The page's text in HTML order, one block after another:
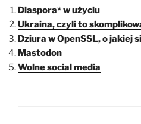
Diaspora* w użyciu
Ukraina, czyli to
Dziura w OpenSSL, o jakiej
Mastodon
Wolne social media